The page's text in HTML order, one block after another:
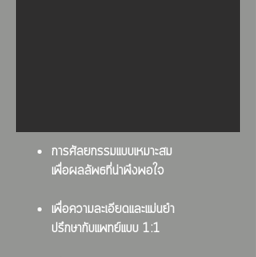
การศัลยกรรมแบบเหมาะสม
เพื่อผลลัพธที่น่าพึงพอใจ
เพื่อความละเอียดและแม่นยำ
ปรึกษากับแพทย์แบบ 1:1